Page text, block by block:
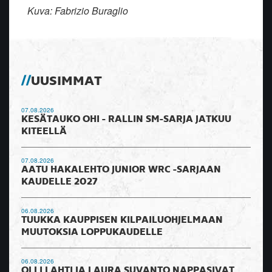
Kuva: Fabrizio Buraglio
UUSIMMAT
07.08.2026
KESÄTAUKO OHI - RALLIN SM-SARJA JATKUU
KITEELLÄ
07.08.2026
AATU HAKALEHTO JUNIOR WRC -SARJAAN
KAUDELLE 2027
06.08.2026
TUUKKA KAUPPISEN KILPAILUOHJELMAAN
MUUTOKSIA LOPPUKAUDELLE
06.08.2026